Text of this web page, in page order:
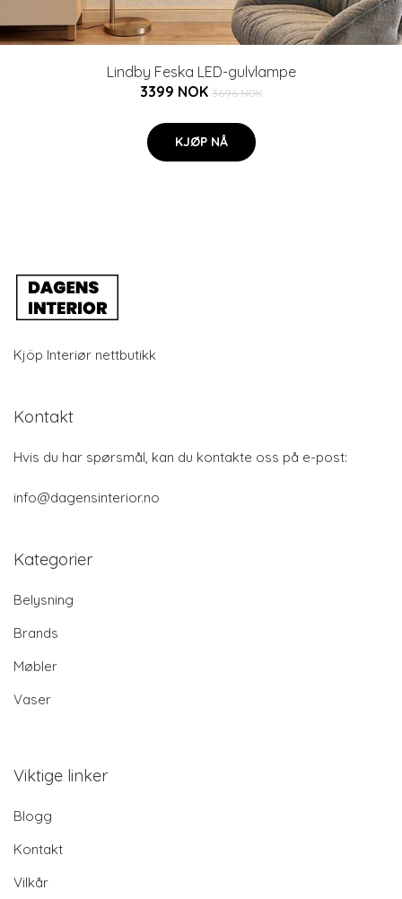
Lindby Feska LED-gulvlampe
3399 NOK 3696 NOK
KJØP NÅ
Kjöp Interiør nettbutikk
Kontakt
Hvis du har spørsmål, kan du kontakte oss på e-post:
info@dagensinterior.no
Kategorier
Belysning
Brands
Møbler
Vaser
Viktige linker
Blogg
Kontakt
Vilkår